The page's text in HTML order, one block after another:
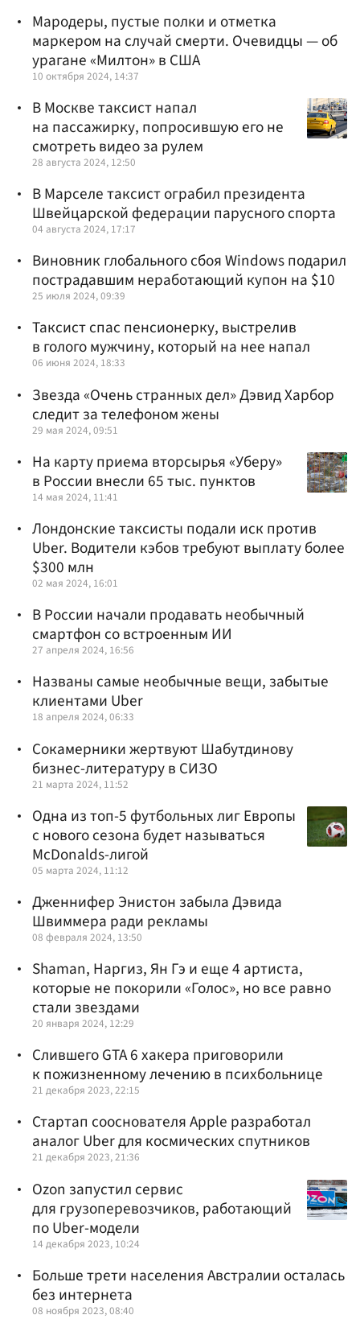
Мародеры, пустые полки и отметка
маркером на случай смерти. Очевидцы — об
урагане «Милтон» в США
10 октября 2024, 14:37
В Москве таксист напал
на пассажирку, попросившую его не
смотреть видео за рулем
28 августа 2024, 12:50
В Марселе таксист ограбил президента
Швейцарской федерации парусного спорта
04 августа 2024, 17:17
Виновник глобального сбоя Windows подарил
пострадавшим неработающий купон на $10
25 июля 2024, 09:39
Таксист спас пенсионерку, выстрелив
в голого мужчину, который на нее напал
06 июня 2024, 18:33
Звезда «Очень странных дел» Дэвид Харбор
следит за телефоном жены
29 мая 2024, 09:51
На карту приема вторсырья «Уберу»
в России внесли 65 тыс. пунктов
14 мая 2024, 11:41
Лондонские таксисты подали иск против
Uber. Водители кэбов требуют выплату более
$300 млн
02 мая 2024, 16:01
В России начали продавать необычный
смартфон со встроенным ИИ
27 апреля 2024, 16:56
Названы самые необычные вещи, забытые
клиентами Uber
18 апреля 2024, 06:33
Сокамерники жертвуют Шабутдинову
бизнес-литературу в СИЗО
21 марта 2024, 11:52
Одна из топ-5 футбольных лиг Европы
с нового сезона будет называться
McDonalds-лигой
05 марта 2024, 11:12
Дженнифер Энистон забыла Дэвида
Швиммера ради рекламы
08 февраля 2024, 13:50
Shaman, Наргиз, Ян Гэ и еще 4 артиста,
которые не покорили «Голос», но все равно
стали звездами
20 января 2024, 12:29
Слившего GTA 6 хакера приговорили
к пожизненному лечению в психбольнице
21 декабря 2023, 22:15
Стартап сооснователя Apple разработал
аналог Uber для космических спутников
21 декабря 2023, 21:36
Ozon запустил сервис
для грузоперевозчиков, работающий
по Uber-модели
14 декабря 2023, 10:24
Больше трети населения Австралии осталась
без интернета
08 ноября 2023, 08:40